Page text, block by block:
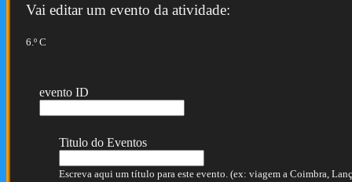
Vai editar um evento da atividade:
6.º C
evento ID
Titulo do Eventos
Escreva aqui um título para este evento. (ex: viagem a Coimbra,